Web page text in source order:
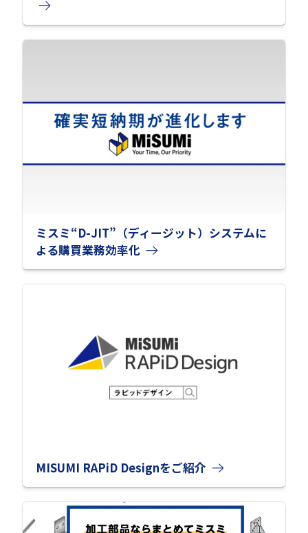
ミスミ“D-JIT”（ディージット）システムに
よる購買業務効率化
MISUMI RAPiD Designをご紹介